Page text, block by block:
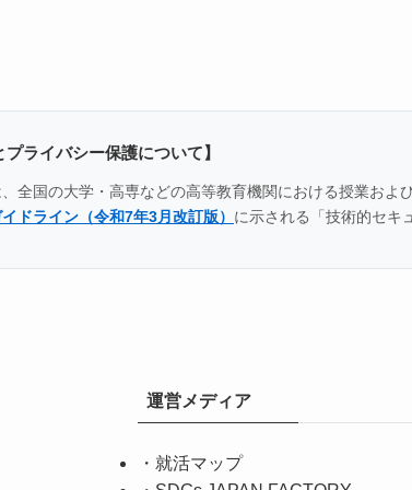
ライバシー保護について】
全国の大学・高専などの高等教育機関における授業お
ドライン（令和7年3月改訂版） に示される「技術的セキ
運営メディア
・ 就活マップ